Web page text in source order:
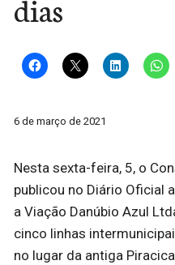
dias
6 de março de 2021
Nesta sexta-feira, 5, o
publicou no Diário Oficial
a Viação Danúbio Azul
cinco linhas
no lugar da antiga